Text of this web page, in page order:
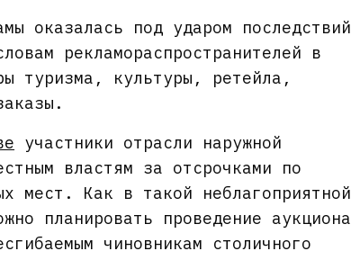
оказалась под ударом последствий
рекламораспространителей в
туризма, культуры, ретейла,
участники отрасли наружной
властям за отсрочками по
мест. Как в такой неблагоприятной
планировать проведение аукциона
чиновникам столичного